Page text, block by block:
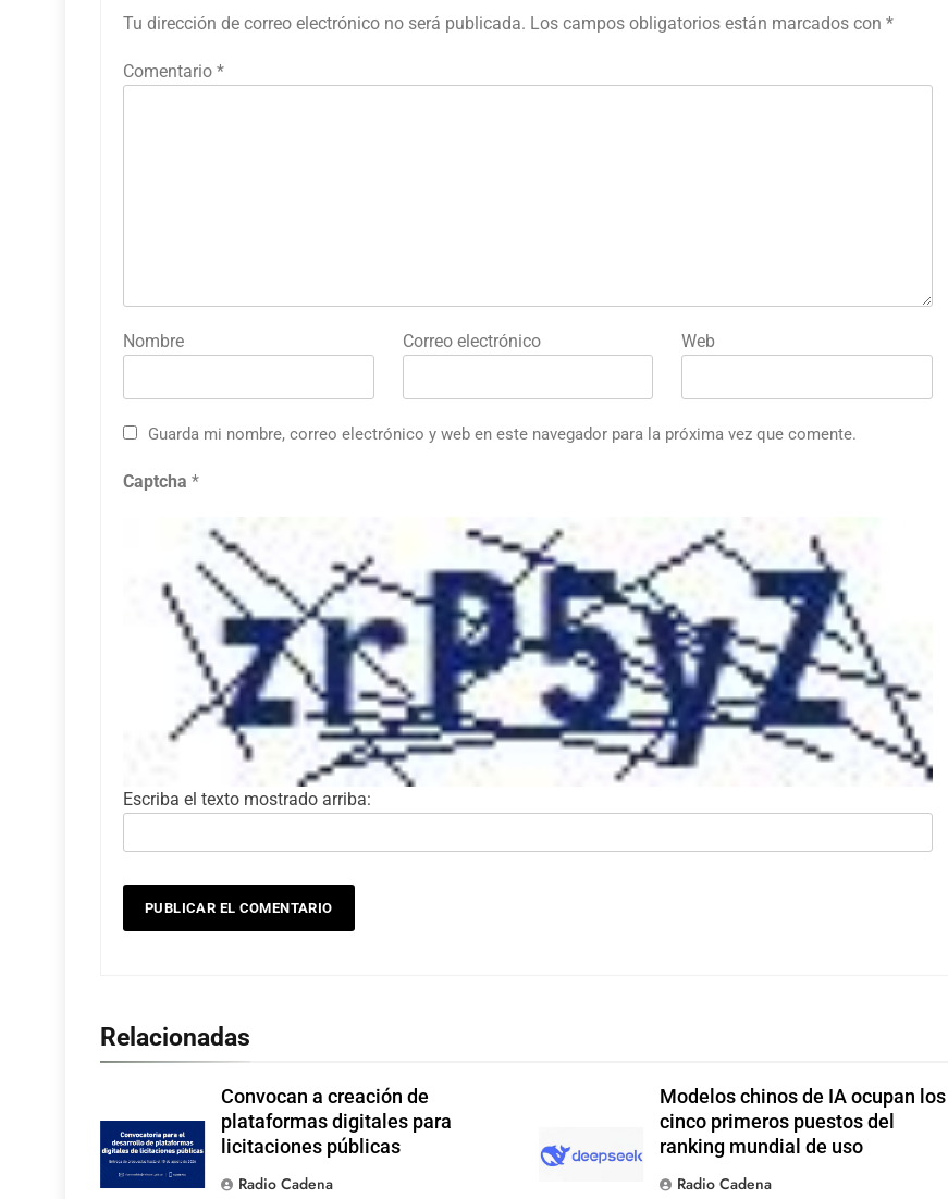
Tu dirección de correo electrónico no será publicada. Los campos obligatorios están marcados con *
Comentario *
Nombre Correo electrónico Web
Guarda mi nombre, correo electrónico y web en este navegador para la próxima vez que comente.
Captcha *
Escriba el texto mostrado arriba:
Relacionadas
Convocan a creación de
plataformas digitales para
licitaciones públicas
Radio Cadena
Modelos chinos de IA ocupan los
cinco primeros puestos del
ranking mundial de uso
Radio Cadena